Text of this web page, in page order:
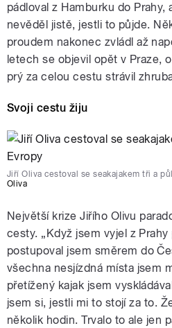
pádloval z Hamburku do
nevěděl jistě, jestli to půjde.
proudem nakonec zvládl až
letech se objevil opět v Praze,
prý za celou cestu strávil
Svoji cestu žiju
Jiří Oliva cestoval se seakajakem tři a
Oliva
Největší krize Jiřího Olivu
cesty. „Když jsem vyjel z
postupoval jsem směrem do
všechna nesjízdná místa jsem
přetížený kajak jsem
jsem si, jestli mi to stojí za to.
několik hodin. Trvalo to ale jen